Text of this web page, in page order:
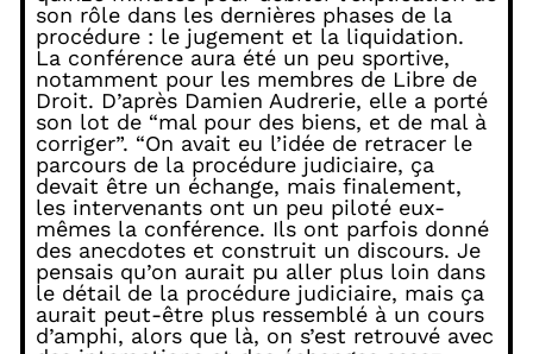
son rôle dans les dernières phases de la
procédure : le jugement et la liquidation.
La conférence aura été un peu sportive,
notamment pour les membres de Libre de
Droit. D’après Damien Audrerie, elle a porté
son lot de “mal pour des biens, et de mal à
corriger”. “On avait eu l’idée de retracer le
parcours de la procédure judiciaire, ça
devait être un échange, mais finalement,
les intervenants ont un peu piloté eux-
mêmes la conférence. Ils ont parfois donné
des anecdotes et construit un discours. Je
pensais qu’on aurait pu aller plus loin dans
le détail de la procédure judiciaire, mais ça
aurait peut-être plus ressemblé à un cours
d’amphi, alors que là, on s’est retrouvé avec